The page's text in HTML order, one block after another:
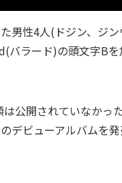
男性4人(ドジン、ジ
バラード)の頭文字B
公開されていなかっ
デビューアルバムを